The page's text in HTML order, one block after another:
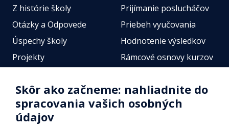
Z histórie školy
Otázky a Odpovede
Úspechy školy
Projekty
Fotogalérie
Identifikačné údaje školy
Úradné hodiny
Prijímanie poslucháčov
Priebeh vyučovania
Hodnotenie výsledkov
Rámcové osnovy kurzov
Online testy
Skôr ako začneme: nahliadnite do
spracovania vašich osobných
údajov